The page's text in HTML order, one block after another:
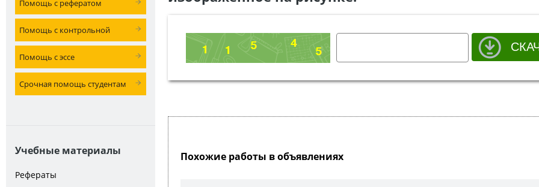
Помощь с рефератом
Помощь с контрольной
Помощь с эссе
Срочная помощь студентам
Учебные материалы
Рефераты
Похожие работы в объявлениях